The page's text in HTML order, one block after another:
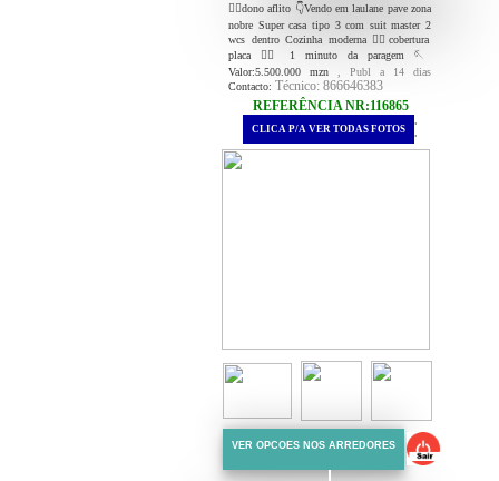
👉🏻dono aflito 👇Vendo em laulane pave zona
nobre Super casa tipo 3 com suit master 2
wcs dentro Cozinha moderna ✍🏻cobertura
placa 👉🏻 1 minuto da paragem 🪡
Valor:5.500.000 mzn
, Publ a 14 dias
Contacto: Técnico: 866646383
REFERÊNCIA NR:116865
.
CLICA P/A VER TODAS FOTOS .
VER OPCOES NOS ARREDORES